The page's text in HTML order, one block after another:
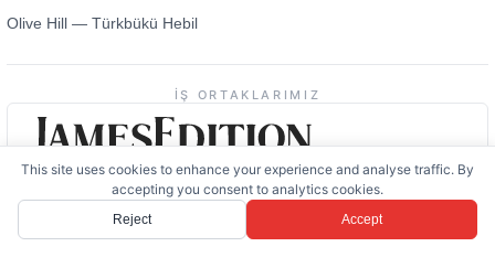
Olive Hill — Türkbükü Hebil
İŞ ORTAKLARIMIZ
This site uses cookies to enhance your experience and analyse traffic. By
accepting you consent to analytics cookies.
Reject Accept